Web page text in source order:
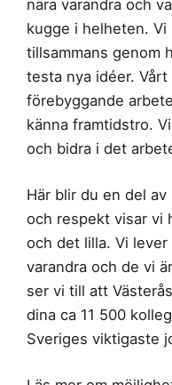
nära varandra och
kugge i helheten. Vi
tillsammans genom
testa nya idéer.
förebyggande
känna framtidstro.
och bidra i det
Här blir du en del
och respekt visar vi
och det lilla. Vi
varandra och de vi
ser vi till att
dina ca 11 500
Sveriges viktigaste